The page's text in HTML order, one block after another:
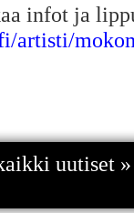
infot ja
artisti/
uutiset »